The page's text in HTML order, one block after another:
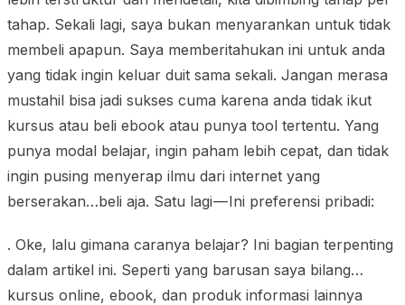
tahap. Sekali lagi, saya bukan menyarankan untuk tidak
membeli apapun. Saya memberitahukan ini untuk anda
yang tidak ingin keluar duit sama sekali. Jangan merasa
mustahil bisa jadi sukses cuma karena anda tidak ikut
kursus atau beli ebook atau punya tool tertentu. Yang
punya modal belajar, ingin paham lebih cepat, dan tidak
ingin pusing menyerap ilmu dari internet yang
berserakan…beli aja. Satu lagi — Ini preferensi pribadi:
. Oke, lalu gimana caranya belajar? Ini bagian terpenting
dalam artikel ini. Seperti yang barusan saya bilang…
kursus online, ebook, dan produk informasi lainnya